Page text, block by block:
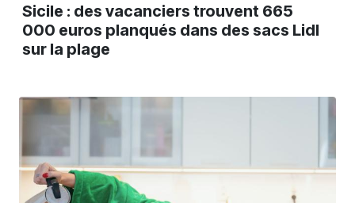
Sicile : des vacanciers trouvent 665
000 euros planqués dans des sacs Lidl
sur la plage